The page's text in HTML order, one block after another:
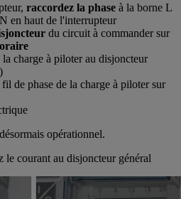
raccordez la phase à la borne L
en haut de l'interrupteur
du circuit à commander sur
la charge à piloter au disjoncteur
de phase de la charge à piloter sur
opérationnel.
le courant au disjoncteur général